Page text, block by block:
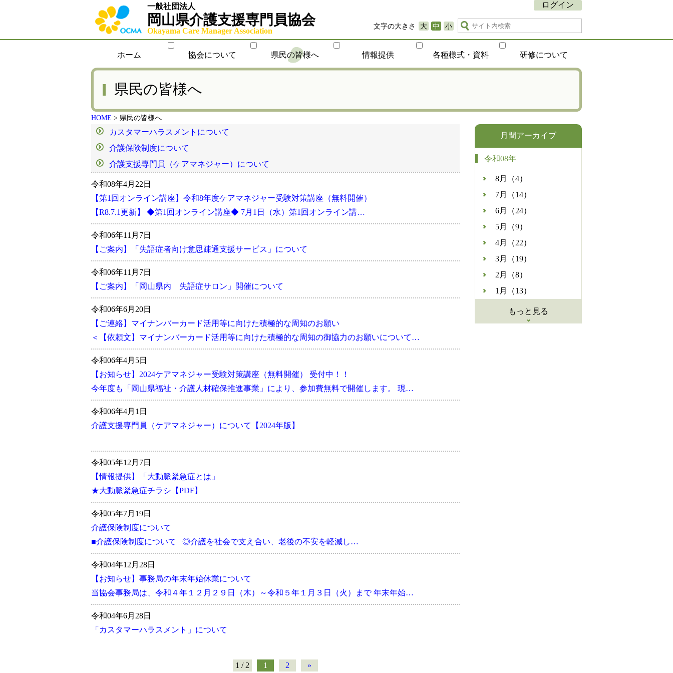
一般社団法人
岡山県介護支援専門員協会
Okayama Care Manager Association
文字の大きさ 大 中 小
ログイン
ホーム 協会について 県民の皆様へ 情報提供 各種様式・資料 研修について
県民の皆様へ
HOME > 県民の皆様へ
カスタマーハラスメントについて
介護保険制度について
介護支援専門員（ケアマネジャー）について
令和08年4月22日
【第1回オンライン講座】令和8年度ケアマネジャー受験対策講座（無料開催）
【R8.7.1更新】 ◆第1回オンライン講座◆ 7月1日（水）第1回オンライン講…
令和06年11月7日
【ご案内】「失語症者向け意思疎通支援サービス」について
令和06年11月7日
【ご案内】「岡山県内 失語症サロン」開催について
令和06年6月20日
【ご連絡】マイナンバーカード活用等に向けた積極的な周知のお願い
＜【依頼文】マイナンバーカード活用等に向けた積極的な周知の御協力のお願いについて…
令和06年4月5日
【お知らせ】2024ケアマネジャー受験対策講座（無料開催） 受付中！！
今年度も「岡山県福祉・介護人材確保推進事業」により、参加費無料で開催します。 現…
令和06年4月1日
介護支援専門員（ケアマネジャー）について【2024年版】
令和05年12月7日
【情報提供】「大動脈緊急症とは」
★大動脈緊急症チラシ【PDF】
令和05年7月19日
介護保険制度について
■介護保険制度について ◎介護を社会で支え合い、老後の不安を軽減し…
令和04年12月28日
【お知らせ】事務局の年末年始休業について
当協会事務局は、令和４年１２月２９日（木）～令和５年１月３日（火）まで 年末年始…
令和04年6月28日
「カスタマーハラスメント」について
1 / 2 1 2 »
月間アーカイブ
令和08年
8月（4）
7月（14）
6月（24）
5月（9）
4月（22）
3月（19）
2月（8）
1月（13）
もっと見る